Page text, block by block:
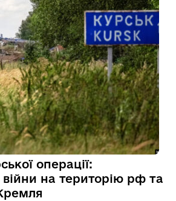
операції:
на територію рф та